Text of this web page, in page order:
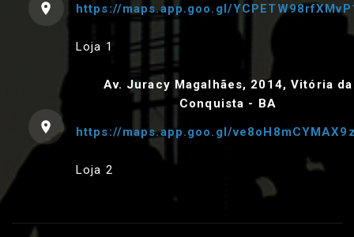
https://maps.app.goo.gl/
Loja 1
Av. Juracy Magalhães, 2014, Vitória da
Conquista - BA
https://maps.app.goo.gl/
Loja 2